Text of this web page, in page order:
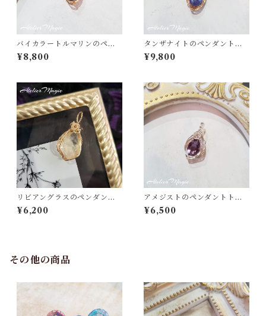
バイカラートルマリンのペン
ダントトップ（14kgfワイヤ
ー）
¥8,800
タンザナイトのペンダントト
ップ（14kgfワイヤー）
¥9,800
リビアングラスのペンダント
トップ（リバーシブル）
¥6,200
アメジストのペンダントトッ
プ
¥6,500
その他の商品